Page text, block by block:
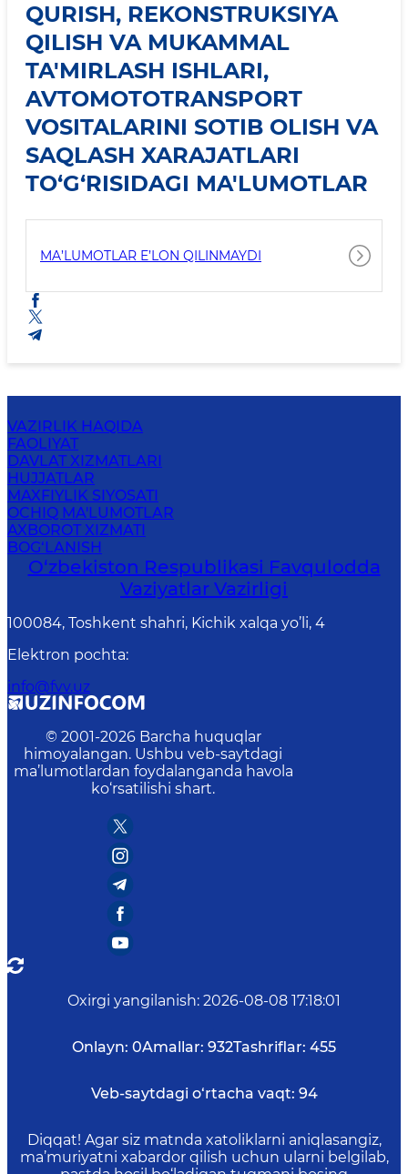
QURISH, REKONSTRUKSIYA
QILISH VA MUKAMMAL
TA'MIRLASH ISHLARI,
AVTOMOTOTRANSPORT
VOSITALARINI SOTIB OLISH VA
SAQLASH XARAJATLARI
TO‘G‘RISIDAGI MA'LUMOTLAR
MA’LUMOTLAR E’LON QILINMAYDI
VAZIRLIK HAQIDA
FAOLIYAT
DAVLAT XIZMATLARI
HUJJATLAR
MAXFIYLIK SIYOSATI
OCHIQ MA'LUMOTLAR
AXBOROT XIZMATI
BOG‘LANISH
O‘zbеkistоn Rеspublikаsi Favqulodda
Vaziyatlar Vazirligi
100084, Toshkent shahri, Kichik xalqa yo’li, 4
Elektron pochta:
info@fvv.uz
© 2001-2026 Barcha huquqlar
himoyalangan. Ushbu veb-saytdagi
ma’lumotlardan foydalanganda havola
ko‘rsatilishi shart.
Oxirgi yangilanish: 2026-08-08 17:18:01
Onlayn: 0Amallar: 932Tashriflar: 455
Veb-saytdagi o‘rtacha vaqt: 94
Diqqat! Agar siz matnda xatoliklarni aniqlasangiz,
ma’muriyatni xabardor qilish uchun ularni belgilab,